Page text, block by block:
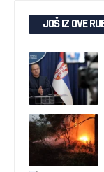
JOŠ IZ OVE